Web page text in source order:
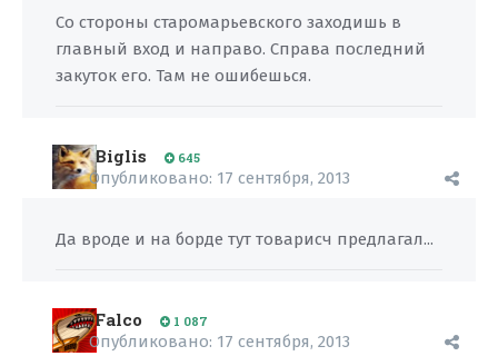
Со стороны старомарьевского заходишь в
главный вход и направо. Справа последний
закуток его. Там не ошибешься.
Biglis 645
Опубликовано: 17 сентября, 2013
Да вроде и на борде тут товарисч предлагал...
Falco 1 087
Опубликовано: 17 сентября, 2013